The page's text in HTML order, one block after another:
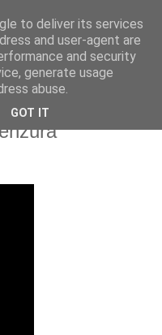
to deliver its services
and user-agent are
and security
generate usage
abuse.
GOT IT